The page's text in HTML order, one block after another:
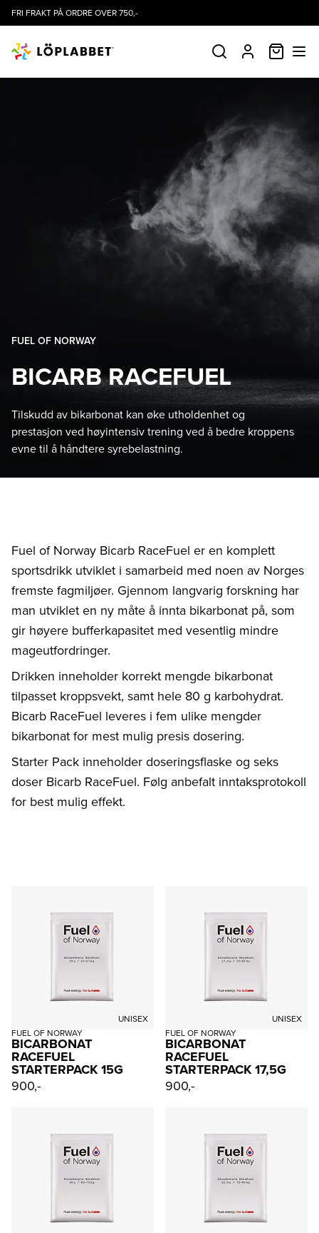
FRI FRAKT PÅ ORDRE OVER 750,-
SØK PROFIL
FUEL OF NORWAY
BICARB RACEFUEL
Tilskudd av bikarbonat kan øke utholdenhet og
prestasjon ved høyintensiv trening ved å bedre kroppens
evne til å håndtere syrebelastning.
Fuel of Norway Bicarb RaceFuel er en komplett
sportsdrikk utviklet i samarbeid med noen av Norges
fremste fagmiljøer. Gjennom langvarig forskning har
man utviklet en ny måte å innta bikarbonat på, som
gir høyere bufferkapasitet med vesentlig mindre
mageutfordringer.
Drikken inneholder korrekt mengde bikarbonat
tilpasset kroppsvekt, samt hele 80 g karbohydrat.
Bicarb RaceFuel leveres i fem ulike mengder
bikarbonat for mest mulig presis dosering.
Starter Pack inneholder doseringsflaske og seks
doser Bicarb RaceFuel. Følg anbefalt inntaksprotokoll
for best mulig effekt.
UNISEX
FUEL OF NORWAY
BICARBONAT
RACEFUEL
STARTERPACK 15G
900,-
UNISEX
FUEL OF NORWAY
BICARBONAT
RACEFUEL
STARTERPACK 17,5G
900,-